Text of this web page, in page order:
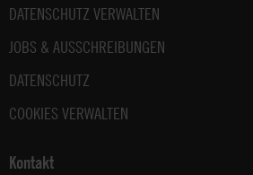
DATENSCHUTZ VERWALTEN
JOBS & AUSSCHREIBUNGEN
DATENSCHUTZ
COOKIES VERWALTEN
Kontakt